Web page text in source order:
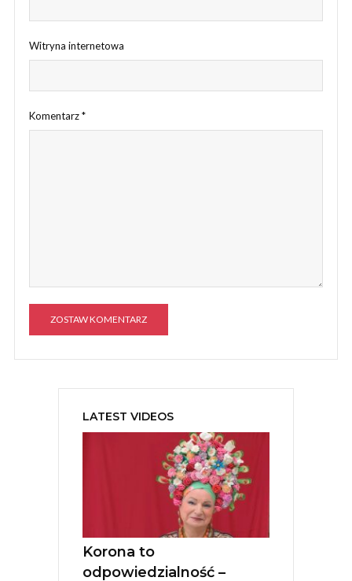
Witryna internetowa
Komentarz*
A
LATEST VIDEOS
Korona to
odpowiedzialność –